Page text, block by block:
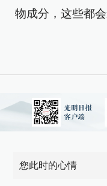
物成分，这些都
您此时的心情